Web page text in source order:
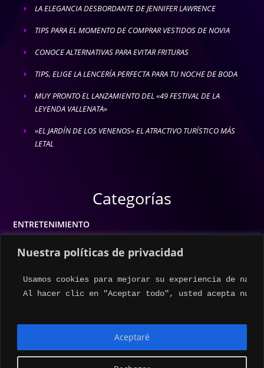
Nuestra políticas de privacidad
Usamos cookies para mejorar su experiencia de
Al hacer clic en "Aceptar todo", usted acepta
Aceptaré
E LA ELEGANCIA DESBORDANTE DE JENNIFER LAWRENCE
E TIPS PARA EL MOMENTO DE COMPRAR VESTIDOS DE NOVIA
E CONOCE ALTERNATIVAS PARA EVITAR FRITURAS
E TIPS, ELIGE LA LENCERÍA PERFECTA PARA TU NOCHE DE BODA
E
MUY PRONTO EL LANZAMIENTO DEL «49 FESTIVAL DE LA
LEYENDA VALLENATA»
E
»EL JARDÍN DE LOS VENENOS» EL ATRACTIVO TURÍSTICO MÁS
LETAL
Categorías
ENTRETENIMIENTO
ESTILO DE VIDA